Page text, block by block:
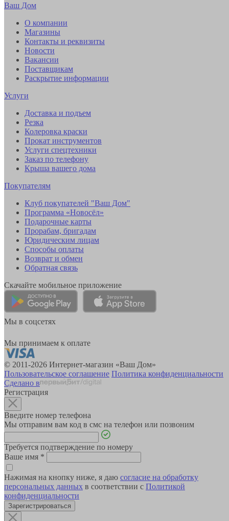
Ваш Дом
О компании
Магазины
Контакты и реквизиты
Новости
Вакансии
Поставщикам
Раскрытие информации
Услуги
Доставка и подъем
Резка
Колеровка краски
Прокат инструментов
Услуги спецтехники
Заказ по телефону
Крыша вашего дома
Покупателям
Клуб покупателей "Ваш Дом"
Программа «Новосёл»
Подарочные карты
Прорабам, бригадам
Юридическим лицам
Способы оплаты
Возврат и обмен
Обратная связь
Скачайте мобильное приложение
Мы в соцсетях
Мы принимаем к оплате
© 2011-2026 Интернет-магазин «Ваш Дом»
Пользовательское соглашение Политика конфиденциальности
Сделано в
Регистрация
Введите номер телефона
Мы отправим вам код в смс на телефон или позвоним
Требуется подтверждение по номеру
Ваше имя *
Нажимая на кнопку ниже, я даю согласие на обработку
персональных данных в соответствии с Политикой
конфиденциальности
Зарегистрироваться